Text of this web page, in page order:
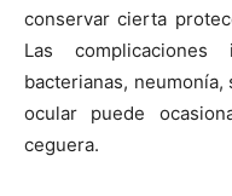
conservar cierta
Las complicaciones
bacterianas,
ocular puede
ceguera.